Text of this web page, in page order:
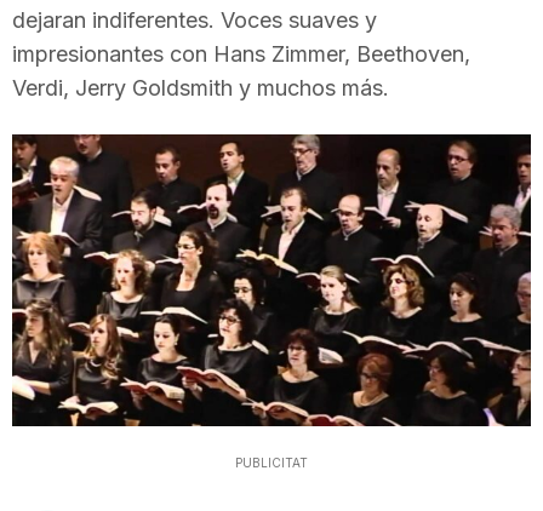
a
d
e
T
dejaran indiferentes. Voces suaves y
impresionantes con Hans Zimmer, Beethoven,
Verdi, Jerry Goldsmith y muchos más.
PUBLICITAT